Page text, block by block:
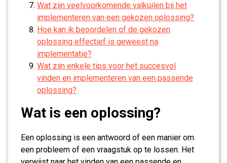
Wat zijn veelvoorkomende valkuilen bij het
implementeren van een gekozen oplossing?
Hoe kan ik beoordelen of de gekozen
oplossing effectief is geweest na
implementatie?
Wat zijn enkele tips voor het succesvol
vinden en implementeren van een passende
oplossing?
Wat is een oplossing?
Een oplossing is een antwoord of een manier om
een probleem of een vraagstuk op te lossen. Het